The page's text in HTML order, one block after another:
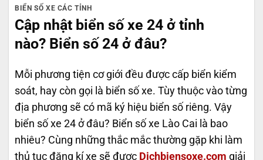
BIỂN SỐ XE CÁC TỈNH
Cập nhật biển số xe 24 ở tỉnh
nào? Biển số 24 ở đâu?
Mỗi phương tiện cơ giới đều được cấp biển kiểm
soát, hay còn gọi là biển số xe. Tùy thuộc vào từng
địa phương sẽ có mã ký hiệu biển số riêng. Vậy
biển số xe 24 ở đâu? Biển số xe Lào Cai là bao
nhiêu? Cùng những thắc mắc thường gặp khi làm
thủ tục đăng kí xe sẽ được Dichbiensoxe.com giải